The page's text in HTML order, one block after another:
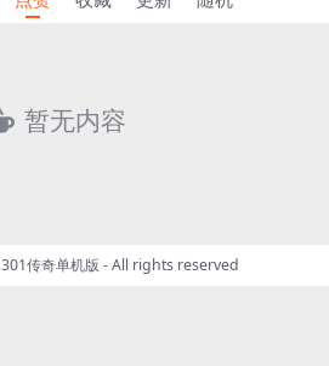
暂无内容
301传奇单机版 - All rights reserved